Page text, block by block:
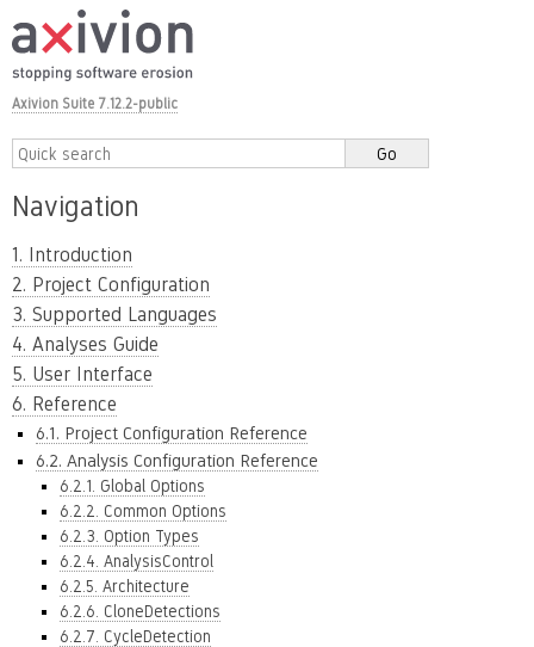
Axivion Suite 7.12.2-public
Navigation
1. Introduction
2. Project Configuration
3. Supported Languages
4. Analyses Guide
5. User Interface
6. Reference
6.1. Project Configuration Reference
6.2. Analysis Configuration Reference
6.2.1. Global Options
6.2.2. Common Options
6.2.3. Option Types
6.2.4. AnalysisControl
6.2.5. Architecture
6.2.6. CloneDetections
6.2.7. CycleDetection